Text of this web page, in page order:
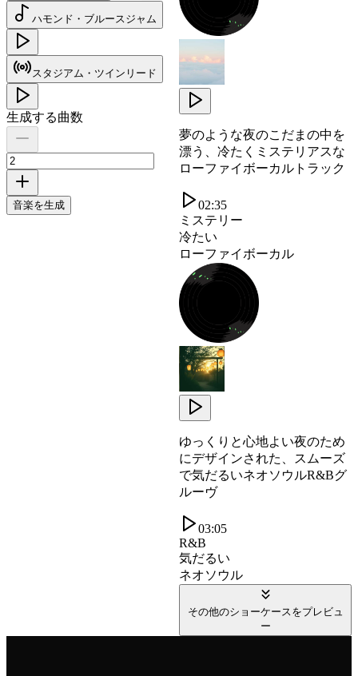
ハモンド・ブルースジャム
スタジアム・ツインリード
生成する曲数
音楽を生成
夢のような夜のこだまの中を
漂う、冷たくミステリアスな
ローファイボーカルトラック
02:35
ミステリー
冷たい
ローファイボーカル
ゆっくりと心地よい夜のため
にデザインされた、スムーズ
で気だるいネオソウルR&Bグ
ルーヴ
03:05
R&B
気だるい
ネオソウル
その他のショーケースをプレビュ
ー